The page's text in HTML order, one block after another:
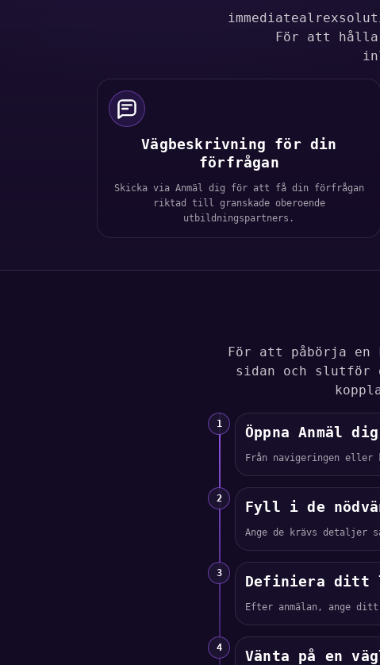
För att hålla
Vägbeskrivning för din
förfrågan
Skicka via Anmäl dig för att få din förfrågan
riktad till granskade oberoende
utbildningspartners.
För att påbörja en
sidan och slutför
1
Öppna Anmäl
Från navigeringen eller
2
Fyll i de
Ange de krävs detaljer
3
Definiera ditt
Efter anmälan, ange
4
Vänta på en